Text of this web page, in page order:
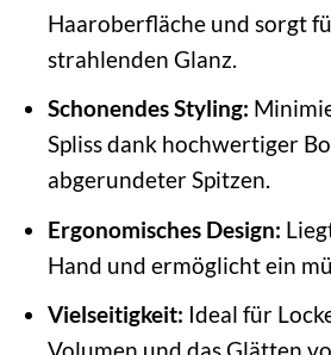
Haaroberfläche und sorgt
strahlenden Glanz.
Schonendes Styling:
Spliss dank hochwertiger
abgerundeter Spitzen.
Ergonomisches Design:
Hand und ermöglicht ein
Vielseitigkeit: Ideal für